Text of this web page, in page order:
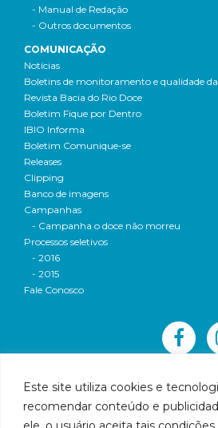
Este site utiliza cookies e
recomendar conteúdo e
- Manual de Redação
- Outros documentos
COMUNICAÇÃO
Notícias
Boletins de monitoramento e qualidade
Revista Bacia do Rio Doce
Boletim Fique por Dentro
IBIO Informa
Boletim Comunique-se
Releases
Clipping
Banco de imagens
Campanhas
- Campanha o doce não morreu
Processos seletivos
- 2016
- 2015
Fale Conosco
© 2016 CBH-Doce -